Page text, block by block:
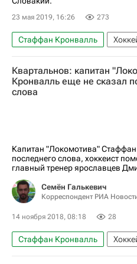
23 мая 2019, 16:26 273
Стаффан Кронвалль
Сборная Швеции по хоккею с
Квартальнов: капитан
Кронвалль еще не сказал
слова
Капитан "Локомотива"
последнего слова, хоккеист
главный тренер ярославцев
Семён Галькевич
Корреспондент РИА
14 ноября 2018, 08:18 28
Стаффан Кронвалль
Локомотив (Ярославль)